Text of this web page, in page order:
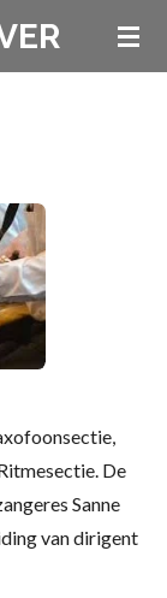
De
Sanne
van dirigent